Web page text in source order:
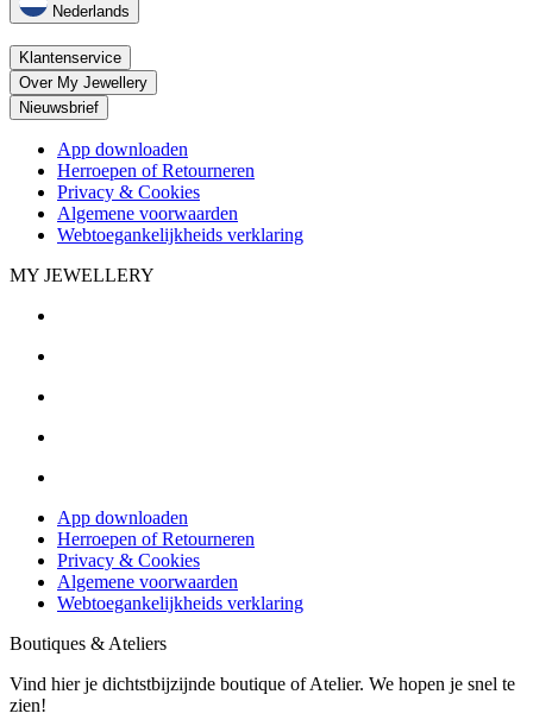
Nederlands
Klantenservice
Over My Jewellery
Nieuwsbrief
App downloaden
Herroepen of Retourneren
Privacy & Cookies
Algemene voorwaarden
Webtoegankelijkheids verklaring
MY JEWELLERY
App downloaden
Herroepen of Retourneren
Privacy & Cookies
Algemene voorwaarden
Webtoegankelijkheids verklaring
Boutiques & Ateliers
Vind hier je dichtstbijzijnde boutique of Atelier. We hopen je snel te
zien!